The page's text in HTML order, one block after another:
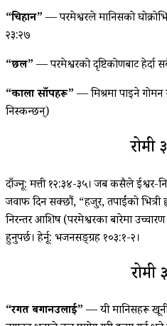
“चिहान” — परमेश्वरले मानिसको
२३:२७
“छल” — परमेश्वरको दृष्टिकोणबाट
“काला साँपहरू” — मिश्रमा पाइने
निस्कन्छन्)
रोमी
दाँज्नू: मत्ती १२:३४-३५। जब कसैले ईश्वर-
जवाफ दिन सक्छौं, “हजुर, तपाईंको
निरन्तर आशिष (परमेश्वरका बारेमा
हुनुपर्छ। हेर्नू: भजनसङ्ग्रह १०३:१-२।
रोमी
“रगत बगानउलाई” — यी मानिसहरू